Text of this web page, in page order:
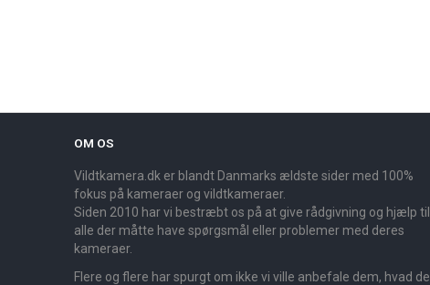
OM OS
Vildtkamera.dk er blandt Danmarks ældste sider med 100%
fokus på kameraer og vildtkameraer.
Siden 2010 har vi bestræbt os på at give rådgivning og hjælp til
alle der måtte have spørgsmål eller problemer med deres
kameraer.
Flere og flere har spurgt om ikke vi ville anbefale dem, hvad de